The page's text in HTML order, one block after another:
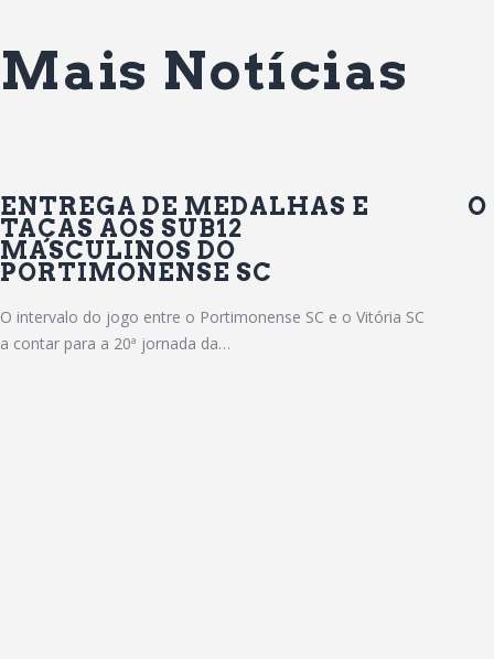
Mais Notícias
ENTREGA DE MEDALHAS E
TAÇAS AOS SUB12
MASCULINOS DO
PORTIMONENSE SC
O intervalo do jogo entre o Portimonense SC e o Vitória SC
a contar para a 20ª jornada da…